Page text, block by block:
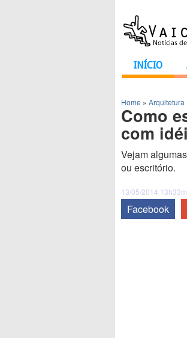
INÍCIO
Home » Arquitetura
Como
com
Vejam
ou escritório.
13/05/2014
Facebook